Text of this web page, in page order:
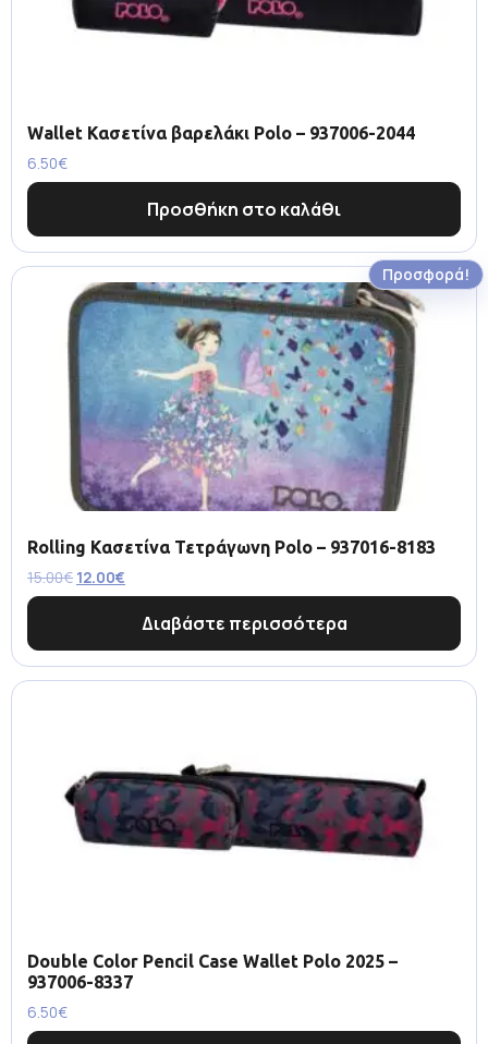
Wallet Κασετίνα βαρελάκι Polo – 937006-2044
6.50€
Προσθήκη στο καλάθι
Προσφορά!
Rolling Κασετίνα Τετράγωνη Polo – 937016-8183
15.00€ 12.00€
Διαβάστε περισσότερα
Double Color Pencil Case Wallet Polo 2025 –
937006-8337
6.50€